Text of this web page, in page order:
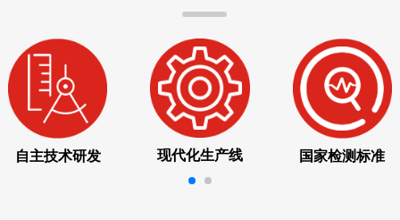
自主技术研发 现代化生产线 国家检测标准